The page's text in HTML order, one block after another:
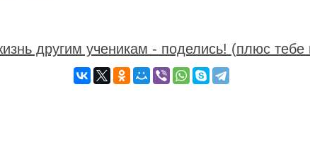
другим ученикам - поделись! (плюс тебе